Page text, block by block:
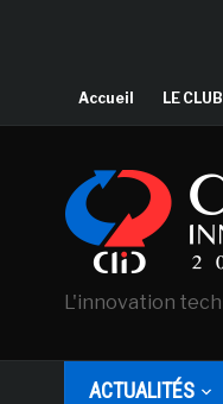
Accueil LE CLUB
L'innovation
ACTUALITÉS